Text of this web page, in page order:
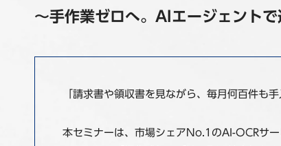
～手作業ゼロへ。AIエージェント
「請求書や領収書を見ながら、毎月何百件も
本セミナーは、市場シェアNo.1のAI-OCRサ